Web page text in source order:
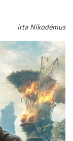
írta Nikodémus